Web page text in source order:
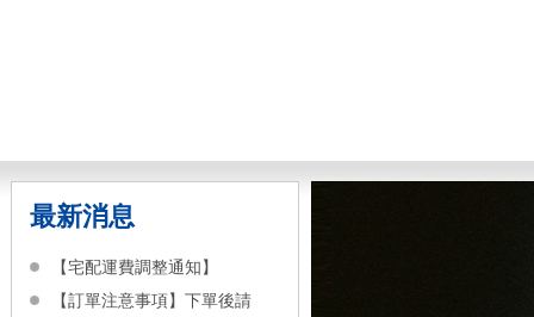
最新消息
【宅配運費調整通知】
【訂單注意事項】下單後請